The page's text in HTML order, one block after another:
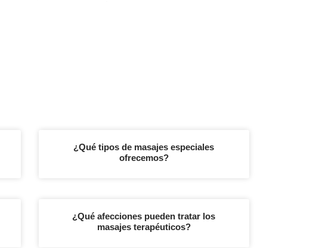
¿Qué tipos de masajes especiales
ofrecemos?
¿Qué afecciones pueden tratar los
masajes terapéuticos?